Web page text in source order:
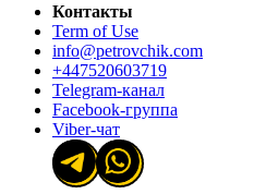
Контакты
Term of Use
info@petrovchik.com
+447520603719
Telegram-канал
Facebook-группа
Viber-чат